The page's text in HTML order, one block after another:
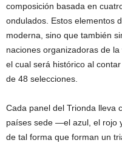
composición basada en
ondulados. Estos elementos
moderna, sino que también
naciones organizadoras de
el cual será histórico al
de 48 selecciones.
Cada panel del Trionda lleva
países sede —el azul, el rojo
de tal forma que forman un